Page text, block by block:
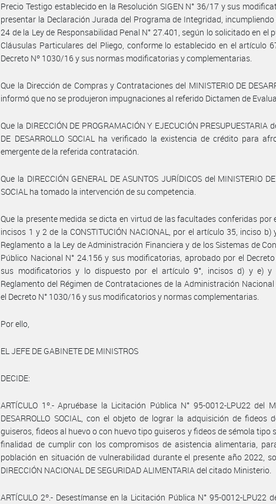
Precio Testigo establecido en la Resolución SIGEN N° 36/17 y sus
presentar la Declaración Jurada del Programa de Integridad,
24 de la Ley de Responsabilidad Penal N° 27.401, según lo solicitado en el
Cláusulas Particulares del Pliego, conforme lo establecido en el artículo
Decreto Nº 1030/16 y sus normas modificatorias y complementarias.
Que la Dirección de Compras y Contrataciones del MINISTERIO DE
informó que no se produjeron impugnaciones al referido Dictamen de
Que la DIRECCIÓN DE PROGRAMACIÓN Y EJECUCIÓN PRESUPUESTARIA
DE DESARROLLO SOCIAL ha verificado la existencia de crédito para
emergente de la referida contratación.
Que la DIRECCIÓN GENERAL DE ASUNTOS JURÍDICOS del MINISTERIO
SOCIAL ha tomado la intervención de su competencia.
Que la presente medida se dicta en virtud de las facultades conferidas por
incisos 1 y 2 de la CONSTITUCIÓN NACIONAL, por el artículo 35, inciso b)
Reglamento a la Ley de Administración Financiera y de los Sistemas de
Público Nacional N° 24.156 y sus modificatorias, aprobado por el
sus modificatorios y lo dispuesto por el artículo 9°, incisos d) y e) y
Reglamento del Régimen de Contrataciones de la Administración
el Decreto N° 1030/16 y sus modificatorios y normas complementarias.
Por ello,
EL JEFE DE GABINETE DE MINISTROS
DECIDE:
ARTÍCULO 1º.- Apruébase la Licitación Pública N° 95-0012-LPU22 del
DESARROLLO SOCIAL, con el objeto de lograr la adquisición de fideos
guiseros, fideos al huevo o con huevo tipo guiseros y fideos de sémola tipo
finalidad de cumplir con los compromisos de asistencia alimentaria,
población en situación de vulnerabilidad durante el presente año 2022,
DIRECCIÓN NACIONAL DE SEGURIDAD ALIMENTARIA del citado Ministerio.
ARTÍCULO 2º.- Desestímanse en la Licitación Pública N° 95-0012-LPU22